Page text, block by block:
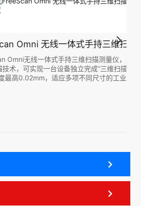
线一体式手持三维扫描测量仪
体式手持三维扫描测量仪，采用第三代
一台设备独立完成“三维扫描+三维检
，适应多项不同尺寸的工业测量场景。